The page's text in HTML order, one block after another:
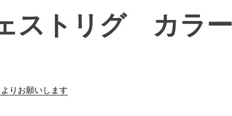
ストリグ カラー
りお願いします